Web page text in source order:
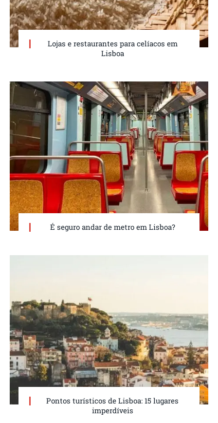
Lojas e restaurantes para celíacos em
Lisboa
É seguro andar de metro em Lisboa?
Pontos turísticos de Lisboa: 15 lugares
imperdíveis